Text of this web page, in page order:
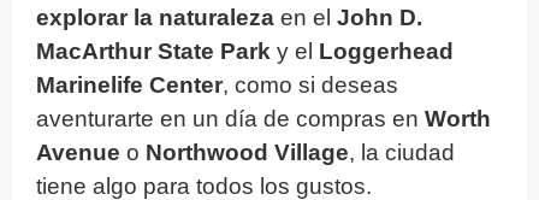
explorar la naturaleza en el John D.
MacArthur State Park y el Loggerhead
Marinelife Center, como si deseas
aventurarte en un día de compras en Worth
Avenue o Northwood Village, la ciudad
tiene algo para todos los gustos.